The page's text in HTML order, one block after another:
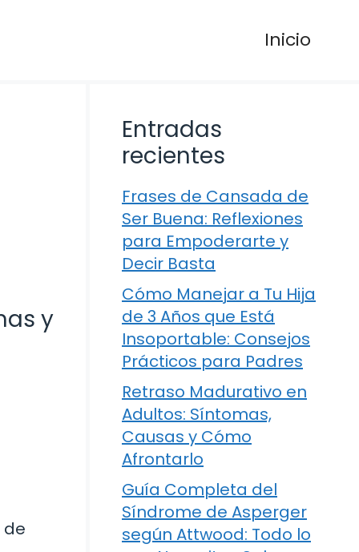
Inicio
y
de
Entradas
recientes
Frases de Cansada de
Ser Buena: Reflexiones
para Empoderarte y
Decir Basta
Cómo Manejar a Tu Hija
de 3 Años que Está
Insoportable: Consejos
Prácticos para Padres
Retraso Madurativo en
Adultos: Síntomas,
Causas y Cómo
Afrontarlo
Guía Completa del
Síndrome de Asperger
según Attwood: Todo lo